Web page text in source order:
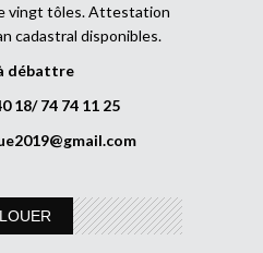
vingt tôles. Attestation
cadastral disponibles.
débattre
18/ 74 74 11 25